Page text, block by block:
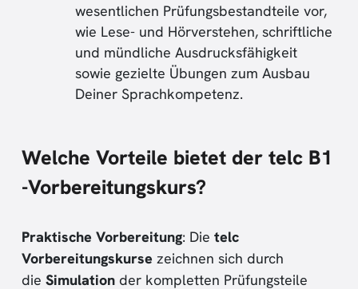
wesentlichen Prüfungsbestandteile vor,
wie Lese- und Hörverstehen, schriftliche
und mündliche Ausdrucksfähigkeit
sowie gezielte Übungen zum Ausbau
Deiner Sprachkompetenz.
Welche Vorteile bietet der telc B1
-Vorbereitungskurs?
Praktische Vorbereitung: Die telc
Vorbereitungskurse zeichnen sich durch
die Simulation der kompletten Prüfungsteile